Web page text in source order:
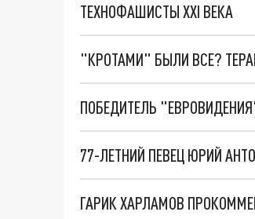
ТЕХНОФАШИСТЫ XXI ВЕКА
"КРОТАМИ" БЫЛИ ВСЕ?
ПОБЕДИТЕЛЬ
77-ЛЕТНИЙ ПЕВЕЦ ЮРИЙ
ГАРИК ХАРЛАМОВ